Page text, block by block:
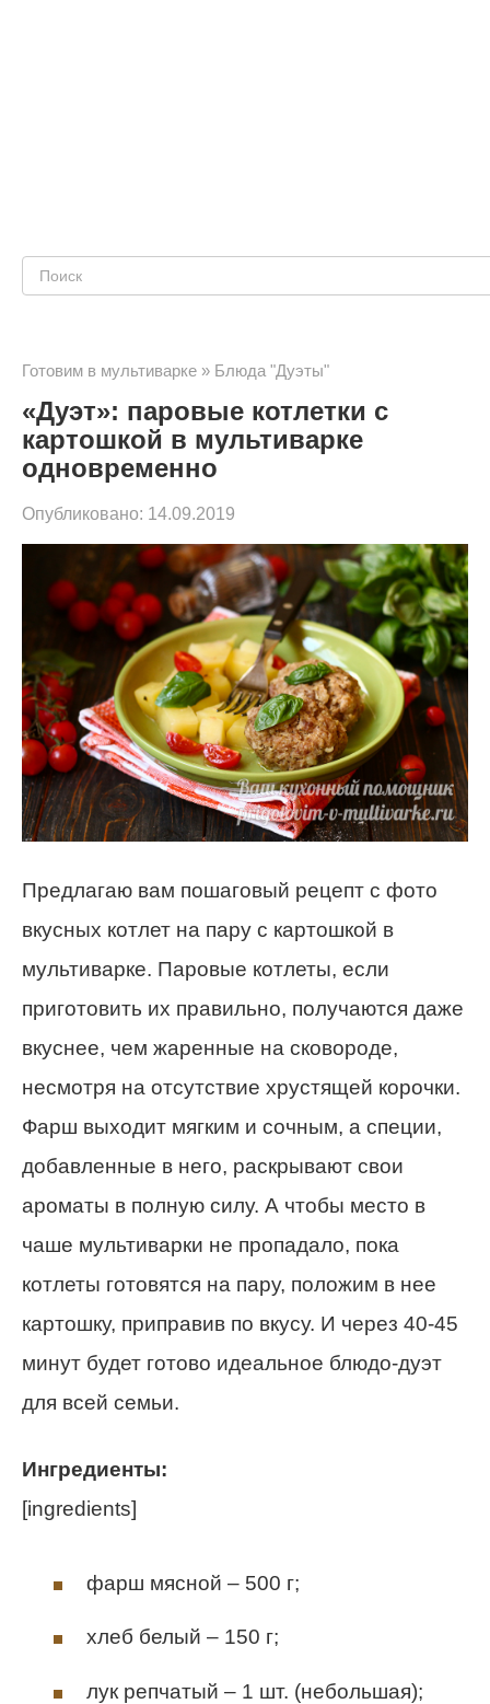
Поиск:
Готовим в мультиварке » Блюда "Дуэты"
«Дуэт»: паровые котлетки с
картошкой в мультиварке
одновременно
Опубликовано: 14.09.2019
Предлагаю вам пошаговый рецепт с фото
вкусных котлет на пару с картошкой в
мультиварке. Паровые котлеты, если
приготовить их правильно, получаются даже
вкуснее, чем жаренные на сковороде,
несмотря на отсутствие хрустящей корочки.
Фарш выходит мягким и сочным, а специи,
добавленные в него, раскрывают свои
ароматы в полную силу. А чтобы место в
чаше мультиварки не пропадало, пока
котлеты готовятся на пару, положим в нее
картошку, приправив по вкусу. И через 40-45
минут будет готово идеальное блюдо-дуэт
для всей семьи.
Ингредиенты:
[ingredients]
фарш мясной – 500 г;
хлеб белый – 150 г;
лук репчатый – 1 шт. (небольшая);